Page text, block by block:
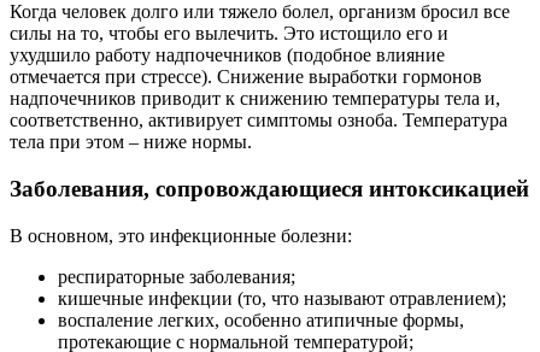
Когда человек долго или тяжело болел, организм бросил все
силы на то, чтобы его вылечить. Это истощило его и
ухудшило работу надпочечников (подобное влияние
отмечается при стрессе). Снижение выработки гормонов
надпочечников приводит к снижению температуры тела и,
соответственно, активирует симптомы озноба. Температура
тела при этом – ниже нормы.
Заболевания, сопровождающиеся интоксикацией
В основном, это инфекционные болезни:
респираторные заболевания;
кишечные инфекции (то, что называют отравлением);
воспаление легких, особенно атипичные формы,
протекающие с нормальной температурой;